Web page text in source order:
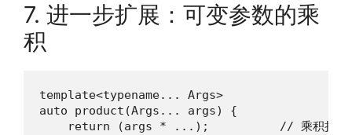
7. 进一步扩展：可变参数的乘
积
template<typename... Args>
auto product(Args... args) {
    return (args * ...);          // 乘积折叠